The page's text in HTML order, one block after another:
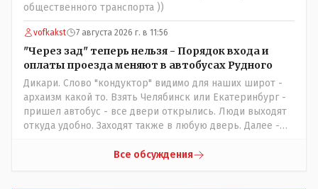
общественного транспорта ))
vofkakst 7 августа 2026 г. в 11:56
"Через зад" теперь нельзя - Порядок входа и
оплаты проезда меняют в автобусах Рудного
Дикари. Слово "кондуктор" видимо для наших широт -
архаизм какой то. Взять Челябинск или Екатеринбург -
пришел автобус - все двери открылись. Люди выходят
откуда удобно. Заходят также в любую дверь. Далее -
либо кондуктор подойдет с терминалом. Водитель
Все обсуждения